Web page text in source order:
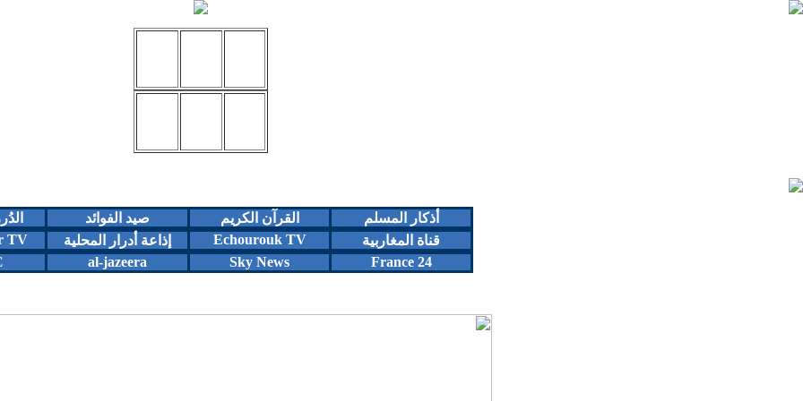
أذكار المسلم القرآن الكريم صيد الفوائد
قناة المغاربية
Echourouk TV إذاعة أدرار المحلية
TV
France 24
Sky News
al-jazeera